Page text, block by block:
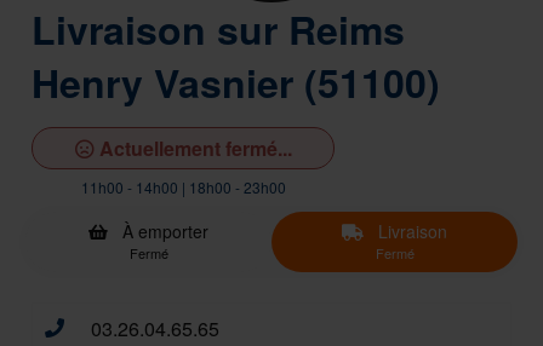
Livraison sur Reims
Henry Vasnier (51100)
Actuellement fermé...
11h00 - 14h00 | 18h00 - 23h00
À emporter
Fermé
Livraison
Fermé
03.26.04.65.65